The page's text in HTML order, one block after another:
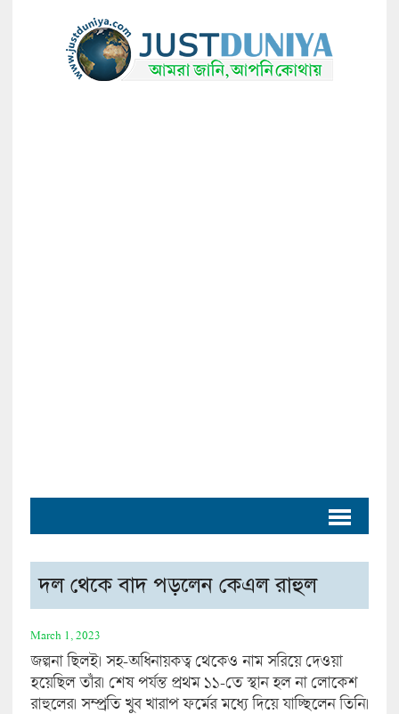
দল থেকে বাদ পড়লেন কেএল রাহুল
March 1, 2023
জল্পনা ছিলই। সহ-অধিনায়কত্ব থেকেও নাম সরিয়ে দেওয়া
হয়েছিল তাঁর। শেষ পর্যন্ত প্রথম ১১-তে স্থান হল না লোকেশ
রাহুলের। সম্প্রতি খুব খারাপ ফর্মের মধ্যে দিয়ে যাচ্ছিলেন তিনি।